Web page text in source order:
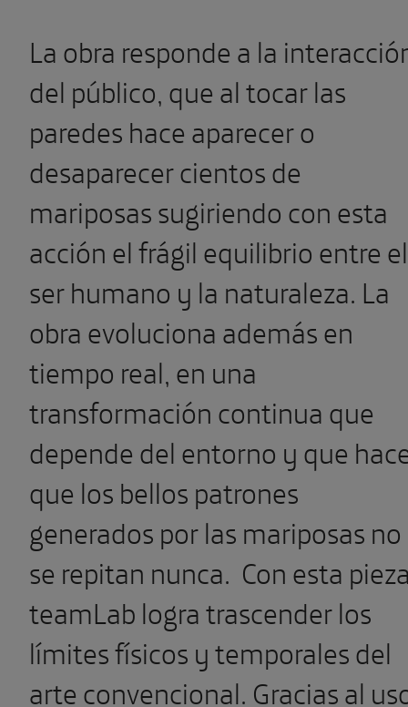
La obra responde a la
del público, que al tocar las
paredes hace aparecer o
desaparecer cientos de
mariposas sugiriendo con esta
acción el frágil equilibrio entre el
ser humano y la naturaleza. La
obra evoluciona además en
tiempo real, en una
transformación continua que
depende del entorno y que
que los bellos patrones
generados por las mariposas no
se repitan nunca. Con esta
teamLab logra trascender los
límites físicos y temporales del
arte convencional. Gracias al